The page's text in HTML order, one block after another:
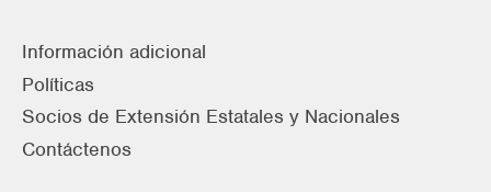
Información adicional
Políticas
Socios de Extensión Estatales y Nacionales
Contáctenos